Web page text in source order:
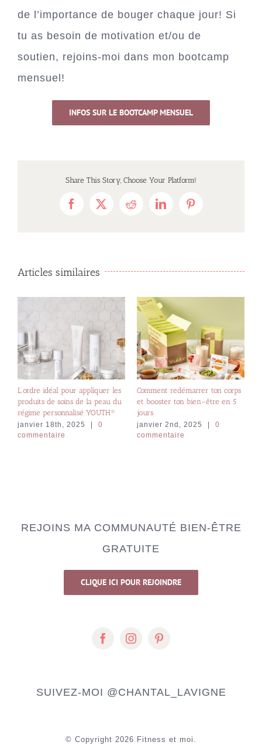
de l’importance de bouger chaque jour! Si
tu as besoin de motivation et/ou de
soutien, rejoins-moi dans mon bootcamp
mensuel!
INFOS SUR LE BOOTCAMP MENSUEL
Share This Story, Choose Your Platform!
Facebook
X RedditLinkedInPinterest
Articles similaires
L’ordre idéal pour appliquer les
produits de soins de la peau du
régime personnalisé YOUTH®
janvier 18th, 2025 |
0
commentaire
Comment redémarrer ton corps
et booster ton bien-être en 5
jours
janvier 2nd, 2025 |
0
commentaire
REJOINS MA COMMUNAUTÉ BIEN-ÊTRE
GRATUITE
CLIQUE ICI POUR REJOINDRE
SUIVEZ-MOI @CHANTAL_LAVIGNE
© Copyright 2026 Fitness et moi.